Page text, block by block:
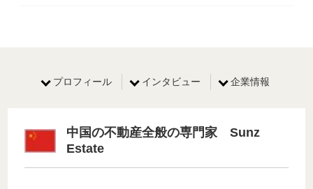
プロフィール インタビュー 企業情報
中国の不動産全般の専門家 Sunz
Estate